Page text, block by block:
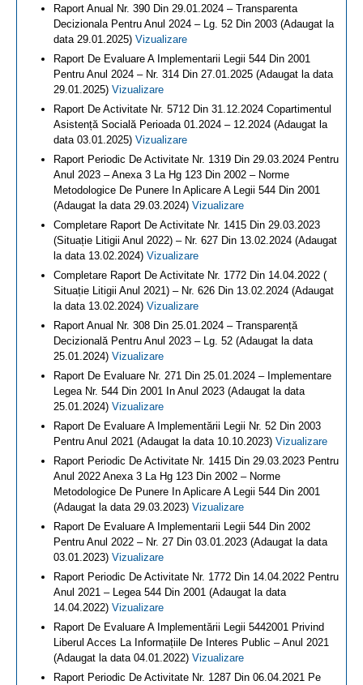
Raport Anual Nr. 390 Din 29.01.2024 – Transparenta
Decizionala Pentru Anul 2024 – Lg. 52 Din 2003 (Adaugat la
data 29.01.2025) Vizualizare
Raport De Evaluare A Implementarii Legii 544 Din 2001
Pentru Anul 2024 – Nr. 314 Din 27.01.2025 (Adaugat la data
29.01.2025) Vizualizare
Raport De Activitate Nr. 5712 Din 31.12.2024 Copartimentul
Asistență Socială Perioada 01.2024 – 12.2024 (Adaugat la
data 03.01.2025) Vizualizare
Raport Periodic De Activitate Nr. 1319 Din 29.03.2024 Pentru
Anul 2023 – Anexa 3 La Hg 123 Din 2002 – Norme
Metodologice De Punere In Aplicare A Legii 544 Din 2001
(Adaugat la data 29.03.2024) Vizualizare
Completare Raport De Activitate Nr. 1415 Din 29.03.2023
(Situație Litigii Anul 2022) – Nr. 627 Din 13.02.2024 (Adaugat
la data 13.02.2024) Vizualizare
Completare Raport De Activitate Nr. 1772 Din 14.04.2022 (
Situație Litigii Anul 2021) – Nr. 626 Din 13.02.2024 (Adaugat
la data 13.02.2024) Vizualizare
Raport Anual Nr. 308 Din 25.01.2024 – Transparență
Decizională Pentru Anul 2023 – Lg. 52 (Adaugat la data
25.01.2024) Vizualizare
Raport De Evaluare Nr. 271 Din 25.01.2024 – Implementare
Legea Nr. 544 Din 2001 In Anul 2023 (Adaugat la data
25.01.2024) Vizualizare
Raport De Evaluare A Implementării Legii Nr. 52 Din 2003
Pentru Anul 2021 (Adaugat la data 10.10.2023) Vizualizare
Raport Periodic De Activitate Nr. 1415 Din 29.03.2023 Pentru
Anul 2022 Anexa 3 La Hg 123 Din 2002 – Norme
Metodologice De Punere In Aplicare A Legii 544 Din 2001
(Adaugat la data 29.03.2023) Vizualizare
Raport De Evaluare A Implementarii Legii 544 Din 2002
Pentru Anul 2022 – Nr. 27 Din 03.01.2023 (Adaugat la data
03.01.2023) Vizualizare
Raport Periodic De Activitate Nr. 1772 Din 14.04.2022 Pentru
Anul 2021 – Legea 544 Din 2001 (Adaugat la data
14.04.2022) Vizualizare
Raport De Evaluare A Implementării Legii 5442001 Privind
Liberul Acces La Informațiile De Interes Public – Anul 2021
(Adaugat la data 04.01.2022) Vizualizare
Raport Periodic De Activitate Nr. 1287 Din 06.04.2021 Pe